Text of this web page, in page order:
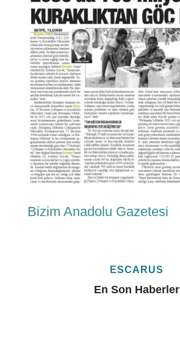
Bizim Anadolu Gazetesi
ESCARUS
En Son Haberler